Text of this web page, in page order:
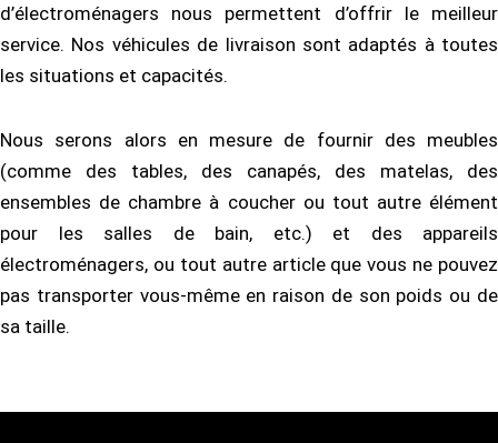
d’électroménagers nous permettent d’offrir le meilleur
service. Nos véhicules de livraison sont adaptés à toutes
les situations et capacités.
Nous serons alors en mesure de fournir des meubles
(comme des tables, des canapés, des matelas, des
ensembles de chambre à coucher ou tout autre élément
pour les salles de bain, etc.) et des appareils
électroménagers, ou tout autre article que vous ne pouvez
pas transporter vous-même en raison de son poids ou de
sa taille.